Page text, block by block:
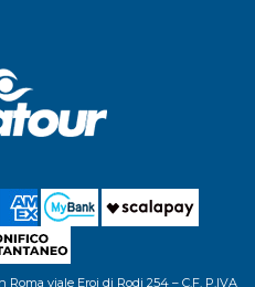
Roma viale Eroi di Rodi 254 – C.F. P.IVA